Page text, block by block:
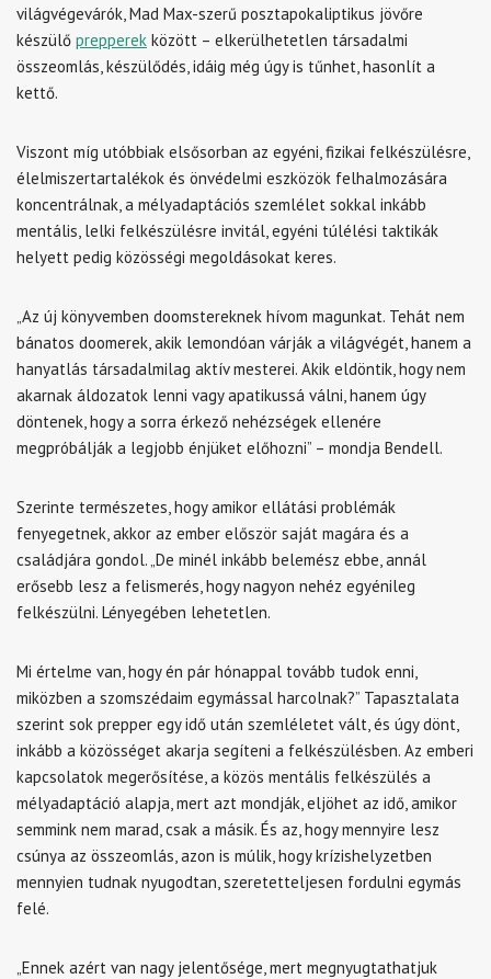
világvégevárók, Mad Max-szerű posztapokaliptikus jövőre
készülő prepperek között – elkerülhetetlen társadalmi
összeomlás, készülődés, idáig még úgy is tűnhet, hasonlít a
kettő.
Viszont míg utóbbiak elsősorban az egyéni, fizikai felkészülésre,
élelmiszertartalékok és önvédelmi eszközök felhalmozására
koncentrálnak, a mélyadaptációs szemlélet sokkal inkább
mentális, lelki felkészülésre invitál, egyéni túlélési taktikák
helyett pedig közösségi megoldásokat keres.
„Az új könyvemben doomstereknek hívom magunkat. Tehát nem
bánatos doomerek, akik lemondóan várják a világvégét, hanem a
hanyatlás társadalmilag aktív mesterei. Akik eldöntik, hogy nem
akarnak áldozatok lenni vagy apatikussá válni, hanem úgy
döntenek, hogy a sorra érkező nehézségek ellenére
megpróbálják a legjobb énjüket előhozni” – mondja Bendell.
Szerinte természetes, hogy amikor ellátási problémák
fenyegetnek, akkor az ember először saját magára és a
családjára gondol. „De minél inkább belemész ebbe, annál
erősebb lesz a felismerés, hogy nagyon nehéz egyénileg
felkészülni. Lényegében lehetetlen.
Mi értelme van, hogy én pár hónappal tovább tudok enni,
miközben a szomszédaim egymással harcolnak?” Tapasztalata
szerint sok prepper egy idő után szemléletet vált, és úgy dönt,
inkább a közösséget akarja segíteni a felkészülésben. Az emberi
kapcsolatok megerősítése, a közös mentális felkészülés a
mélyadaptáció alapja, mert azt mondják, eljöhet az idő, amikor
semmink nem marad, csak a másik. És az, hogy mennyire lesz
csúnya az összeomlás, azon is múlik, hogy krízishelyzetben
mennyien tudnak nyugodtan, szeretetteljesen fordulni egymás
felé.
„Ennek azért van nagy jelentősége, mert megnyugtathatjuk